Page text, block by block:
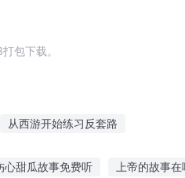
包下载。
从西游开始练习反套路
心甜瓜故事免费听 上帝的故事